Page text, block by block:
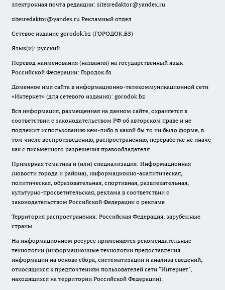
электронная почта редакции: sitesredaktor@yandex.ru
sitesredaktor@yandex.ru Рекламный отдел
Сетевое издание gorodok.bz (ГОРОДОК.БЗ)
Язык(и): русский
Перевод наименования (названия) на государственный язык
Российской Федерации: Городок.бз
Доменное имя сайта в информационно-телекоммуникационной сети
«Интернет» (для сетевого издания): gorodok.bz
Вся информация, размещенная на данном сайте, охраняется в
соответствии с законодательством РФ об авторском праве и не
подлежит использованию кем-либо в какой бы то ни было форме, в
том числе воспроизведению, распространению, переработке не иначе
как с письменного разрешения правообладателя.
Примерная тематика и (или) специализация: Информационная
(новости города и района), информационно-аналитическая,
политическая, образовательная, спортивная, развлекательная,
культурно-просветительская, реклама в соответствии с
законодательством Российской Федерации о рекламе
Территория распространения: Российская Федерация, зарубежные
страны
На информационном ресурсе применяются рекомендательные
технологии (информационные технологии предоставления
информации на основе сбора, систематизации и анализа сведений,
относящихся к предпочтениям пользователей сети "Интернет",
находящихся на территории Российской Федерации).